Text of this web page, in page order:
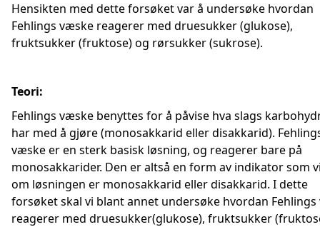
Hensikten med dette forsøket var å undersøke hvordan
Fehlings væske reagerer med druesukker (glukose),
fruktsukker (fruktose) og rørsukker (sukrose).
Teori:
Fehlings væske benyttes for å påvise hva slags
har med å gjøre (monosakkarid eller disakkarid).
væske er en sterk basisk løsning, og reagerer bare på
monosakkarider. Den er altså en form av indikator som
om løsningen er monosakkarid eller disakkarid. I dette
forsøket skal vi blant annet undersøke hvordan
reagerer med druesukker(glukose), fruktsukker